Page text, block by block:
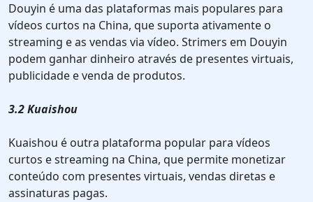
Douyin é uma das plataformas mais populares para
vídeos curtos na China, que suporta ativamente o
streaming e as vendas via vídeo. Strimers em Douyin
podem ganhar dinheiro através de presentes virtuais,
publicidade e venda de produtos.
3.2 Kuaishou
Kuaishou é outra plataforma popular para vídeos
curtos e streaming na China, que permite monetizar
conteúdo com presentes virtuais, vendas diretas e
assinaturas pagas.